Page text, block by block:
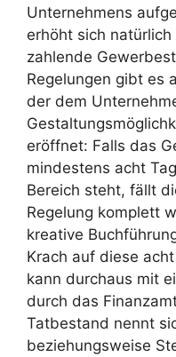
Unternehmens
erhöht sich
zahlende
Regelungen gibt es
der dem
eröffnet: Falls das
mindestens acht
Bereich steht, fällt
Regelung komplett
kreative
Krach auf diese
kann durchaus mit
durch das
Tatbestand nennt
beziehungsweise